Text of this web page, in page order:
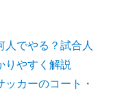
人でやる？試合人
りやすく解説
ッカーのコート・